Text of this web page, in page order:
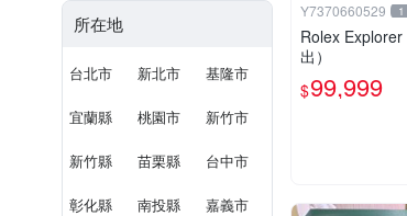
所在地
台北市 新北市 基隆市
宜蘭縣 桃園市 新竹市
新竹縣 苗栗縣 台中市
彰化縣 南投縣 嘉義市
Y7370660529 1
Rolex
出）
$99,999